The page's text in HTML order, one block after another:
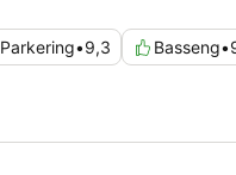
Parkering•9,3 Basseng•